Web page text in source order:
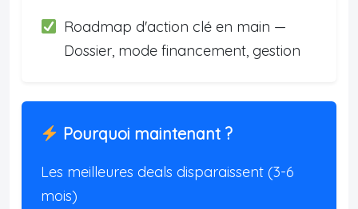
Roadmap d'action clé en main —
Dossier, mode financement, gestion
Pourquoi maintenant ?
Les meilleures deals disparaissent (3-6
mois)